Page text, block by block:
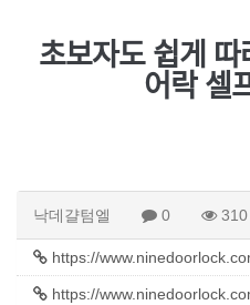
초보자도 쉽게
어락
낙데걀텀엘 0 310
https://
https://